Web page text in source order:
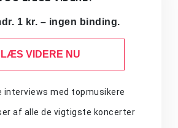
1 kr. – ingen binding.
LÆS VIDERE NU
interviews med topmusikere
af alle de vigtigste koncerter